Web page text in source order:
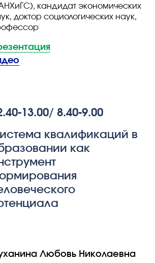
кандидат экономических
доктор социологических наук,
13.00/ 8.40-9.00
квалификаций в
как
Любовь Николаевна